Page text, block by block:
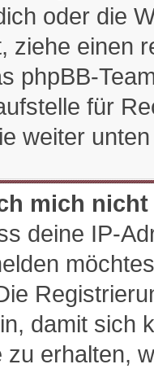
oder die
ziehe einen
phpBB-
für
weiter
mich
deine IP-
damit sich
zu erhalten,